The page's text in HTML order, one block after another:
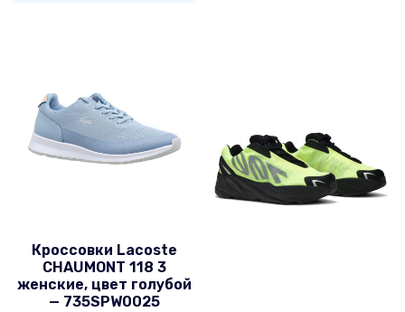
Кроссовки Lacoste
CHAUMONT 118 3
женские, цвет голубой
— 735SPW0025